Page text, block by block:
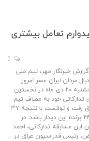
تعامل بیشتری
خبرنگار مهر، تیم ملی
مردان ایران عصر امروز
پنجشنبه ۲۰ دی ماه در نخستین
تدارکاتی خود به مصاف تیم
عراق رفت و توانست با نتیجه ۳۷
بر ۲۴ برنده این دیدار باشد. در
این مسابقه تدارکاتی، احمد
رئیس فدراسیون عراق در…